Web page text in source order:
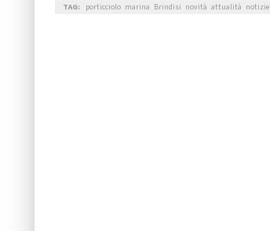
TAG: porticciolo marina Brindisi novità attualità notizie